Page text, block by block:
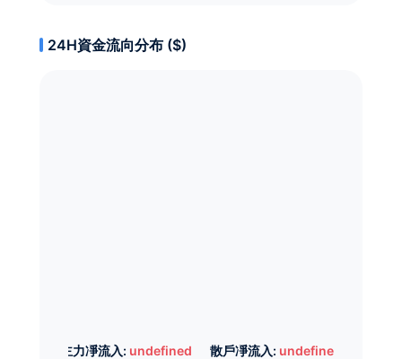
24H資金流向分布 ($)
主力凈流入: undefined 散戶凈流入: undefined